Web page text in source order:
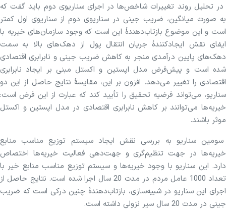
در تحلیل روند تغییرات شاخص‌ها در اجرای سناریوی دوم باید گفت که
به ‌صورت میانگین، ضریب جینی در سناریوی دوم از سناریوی اول کمتر
است و این موضوع بازتاب‌دهندۀ این است که وجود سازمان‌های خیریه با
ایفای نقش ایجادکنندۀ جریان انتقال پول از دهک‌های بالا به سمت
دهک‌های پایین درآمدی منجر به کاهش ضریب جینی و نابرابری اقتصادی
شده است و پیش‌فرض مدل اپستین و اکستل مبنی بر ایجاد نابرابری
اقتصادی را تغییر می‌دهد. افزون بر این، مقایسۀ نتایج حاصل از این دو
سناریو، می‌تواند فرضیه تحقیق را تأیید کند که عبارت از این فرض است:
خیریه‌ها می‌توانند بر کاهش نابرابری اقتصادی در مدل اپستین و اکستل
موثر باشند.
سومین سناریو به بررسی نقش ایجاد سیستم توزیع مناسب منابع
خیریه‌ها در جهت تنظیم‌گری و جهت‌دهی فعالیت خیریه‌ها اختصاص
دارد. این سناریو با وجود خیریه‌ها و سیستم توزیع مناسب منابع خیر با
تعداد 1000 عامل مردم در مدت 20 سال اجرا شده است. نتایج حاصل از
اجرای این سناریو در شبیه‌سازی، بازتاب‌دهندۀ چنین درکی است که ضریب
جینی در مدت 20 سال سیر نزولی داشته است.